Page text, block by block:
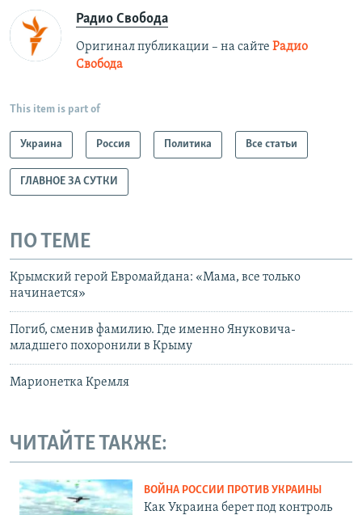
Радио Свобода
Оригинал публикации – на сайте Радио
Свобода
This item is part of
Украина Россия Политика Все статьи
ГЛАВНОЕ ЗА СУТКИ
ПО ТЕМЕ
Крымский герой Евромайдана: «Мама, все только
начинается»
Погиб, сменив фамилию. Где именно Януковича-
младшего похоронили в Крыму
Марионетка Кремля
ЧИТАЙТЕ ТАКЖЕ:
ВОЙНА РОССИИ ПРОТИВ УКРАИНЫ
Как Украина берет под контроль